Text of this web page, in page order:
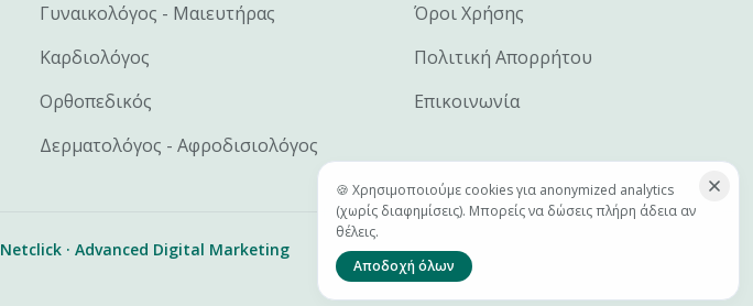
Γυναικολόγος - Μαιευτήρας
Καρδιολόγος
Ορθοπεδικός
Δερματολόγος - Αφροδισιολόγος
Όροι Χρήσης
Πολιτική Απορρήτου
Επικοινωνία
Netclick · Advanced Digital Marketing
🍪 Χρησιμοποιούμε cookies για anonymized analytics
(χωρίς διαφημίσεις). Μπορείς να δώσεις πλήρη άδεια αν
θέλεις.
Αποδοχή όλων